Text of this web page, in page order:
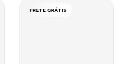
FRETE GRÁTIS